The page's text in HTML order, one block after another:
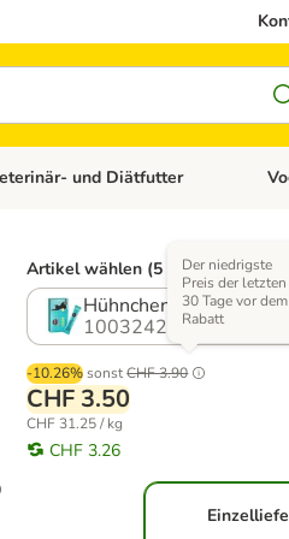
Menü öffnen: Katzenzubehör
und Diätfutter
Artikel wählen (5 Varianten)
Hühnchenbrust
1003242.0
-10.26% sonstCHF 3.90
Der niedrigste
Preis der letzten
30 Tage vor dem
Rabatt
CHF 3.50
CHF 31.25 / kg
CHF 3.26